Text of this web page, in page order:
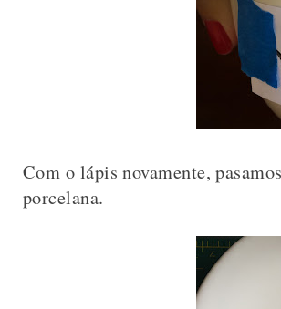
Com o lápis novamente,
porcelana.